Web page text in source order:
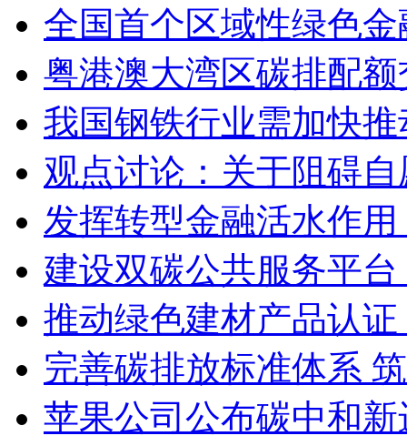
全国首个区域性绿色
粤港澳大湾区碳排配
我国钢铁行业需加快
观点讨论：关于阻碍
发挥转型金融活水作
建设双碳公共服务平
推动绿色建材产品认
完善碳排放标准体系
苹果公司公布碳中和